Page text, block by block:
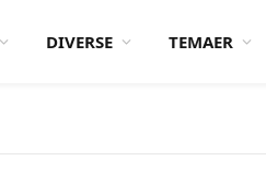
DIVERSE TEMAER